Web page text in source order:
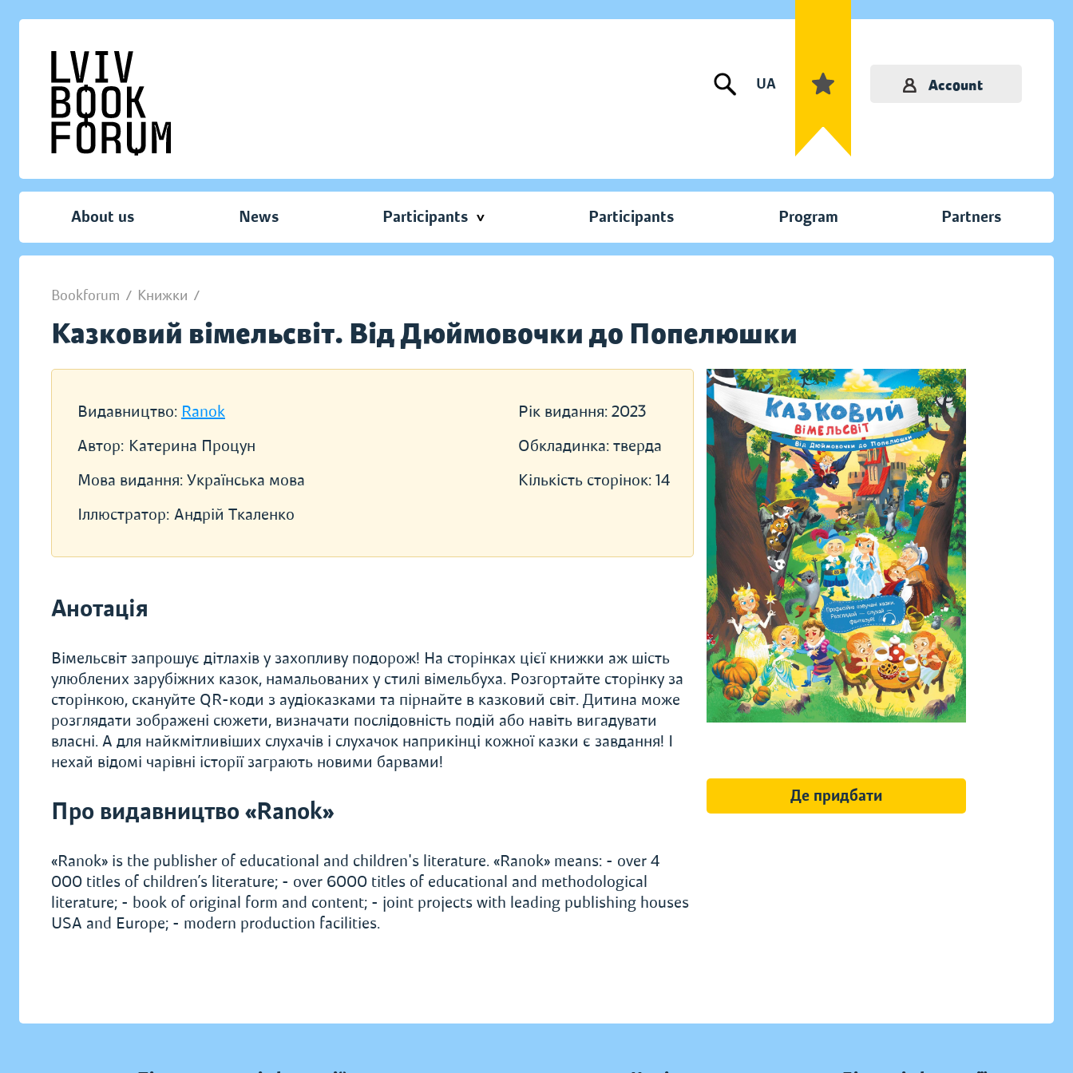
UA Account
About us News Participants Participants Program Partners
Bookforum / Книжки /
Казковий вімельсвіт. Від Дюймовочки до Попелюшки
Видавництво: Ranok
Автор: Катерина Процун
Мова видання: Українська мова
Іллюстратор: Андрій Ткаленко
Рік видання: 2023
Обкладинка: тверда
Кількість сторінок: 14
Анотація
Вімельсвіт запрошує дітлахів у захопливу подорож! На сторінках цієї книжки аж шість
улюблених зарубіжних казок, намальованих у стилі вімельбуха. Розгортайте сторінку за
сторінкою, скануйте QR-коди з аудіоказками та пірнайте в казковий світ. Дитина може
розглядати зображені сюжети, визначати послідовність подій або навіть вигадувати
власні. А для найкмітливіших слухачів і слухачок наприкінці кожної казки є завдання! І
нехай відомі чарівні історії заграють новими барвами!
Про видавництво «Ranok»
«Ranok» is the publisher of educational and children's literature. «Ranok» means: - over 4
000 titles of children’s literature; - over 6000 titles of educational and methodological
literature; - book of original form and content; - joint projects with leading publishing houses
USA and Europe; - modern production facilities.
Де придбати